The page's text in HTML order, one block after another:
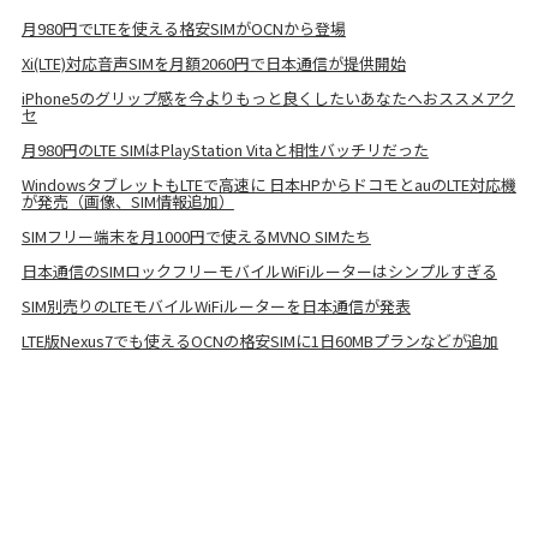
月980円でLTEを使える格安SIMがOCNから登場
Xi(LTE)対応音声SIMを月額2060円で日本通信が提供開始
iPhone5のグリップ感を今よりもっと良くしたいあなたへおススメアク
セ
月980円のLTE SIMはPlayStation Vitaと相性バッチリだった
WindowsタブレットもLTEで高速に 日本HPからドコモとauのLTE対応機
が発売（画像、SIM情報追加）
SIMフリー端末を月1000円で使えるMVNO SIMたち
日本通信のSIMロックフリーモバイルWiFiルーターはシンプルすぎる
SIM別売りのLTEモバイルWiFiルーターを日本通信が発表
LTE版Nexus7でも使えるOCNの格安SIMに1日60MBプランなどが追加